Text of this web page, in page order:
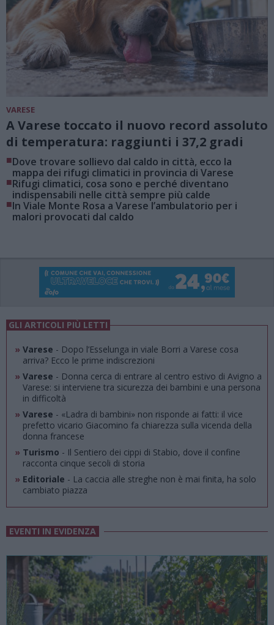
VARESE
A Varese toccato il nuovo record assoluto
di temperatura: raggiunti i 37,2 gradi
■Dove trovare sollievo dal caldo in città, ecco la
mappa dei rifugi climatici in provincia di Varese
■Rifugi climatici, cosa sono e perché diventano
indispensabili nelle città sempre più calde
■In Viale Monte Rosa a Varese l’ambulatorio per i
malori provocati dal caldo
GLI ARTICOLI PIÙ LETTI
» Varese - Dopo l’Esselunga in viale Borri a Varese cosa
arriva? Ecco le prime indiscrezioni
» Varese - Donna cerca di entrare al centro estivo di Avigno a
Varese: si interviene tra sicurezza dei bambini e una persona
in difficoltà
» Varese - «Ladra di bambini» non risponde ai fatti: il vice
prefetto vicario Giacomino fa chiarezza sulla vicenda della
donna francese
» Turismo - Il Sentiero dei cippi di Stabio, dove il confine
racconta cinque secoli di storia
» Editoriale - La caccia alle streghe non è mai finita, ha solo
cambiato piazza
EVENTI IN EVIDENZA